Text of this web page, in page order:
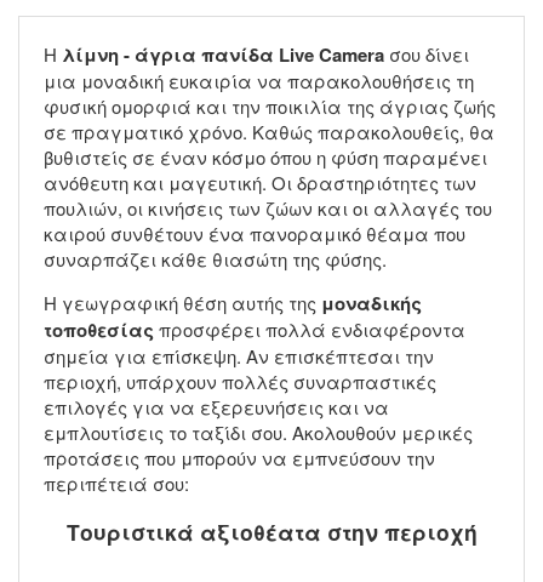
Η λίμνη - άγρια πανίδα Live Camera σου δίνει
μια μοναδική ευκαιρία να παρακολουθήσεις τη
φυσική ομορφιά και την ποικιλία της άγριας ζωής
σε πραγματικό χρόνο. Καθώς παρακολουθείς, θα
βυθιστείς σε έναν κόσμο όπου η φύση παραμένει
ανόθευτη και μαγευτική. Οι δραστηριότητες των
πουλιών, οι κινήσεις των ζώων και οι αλλαγές του
καιρού συνθέτουν ένα πανοραμικό θέαμα που
συναρπάζει κάθε θιασώτη της φύσης.
Η γεωγραφική θέση αυτής της μοναδικής
τοποθεσίας προσφέρει πολλά ενδιαφέροντα
σημεία για επίσκεψη. Αν επισκέπτεσαι την
περιοχή, υπάρχουν πολλές συναρπαστικές
επιλογές για να εξερευνήσεις και να
εμπλουτίσεις το ταξίδι σου. Ακολουθούν μερικές
προτάσεις που μπορούν να εμπνεύσουν την
περιπέτειά σου:
Τουριστικά αξιοθέατα στην περιοχή